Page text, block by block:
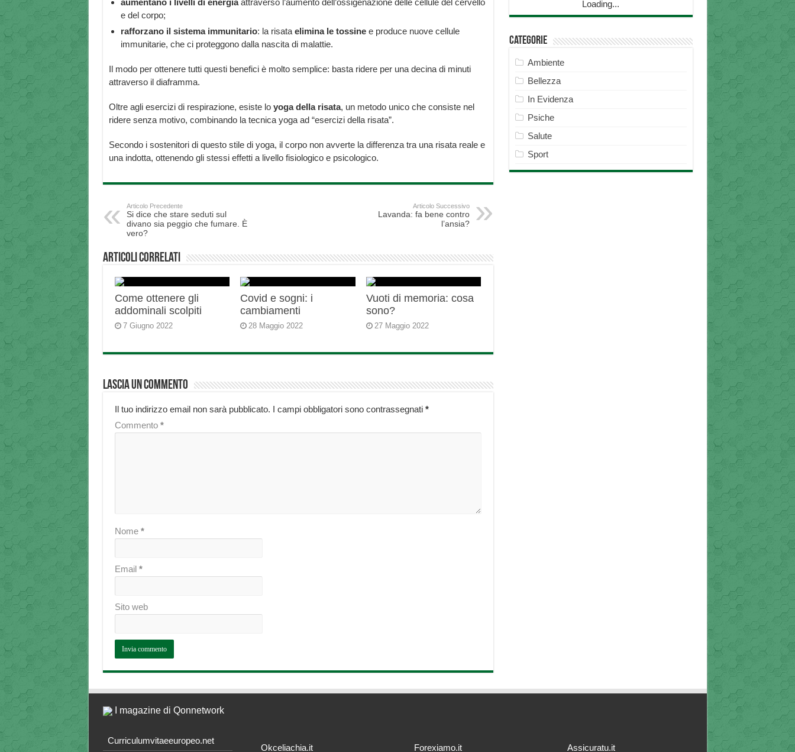
aumentano i livelli di energiaattraverso l’aumento dell’ossigenazione delle cellule del cervello
e del corpo;
rafforzano il sistema immunitario: la risata elimina le tossinee produce nuove cellule
immunitarie, che ci proteggono dalla nascita di malattie.
Il modo per ottenere tutti questi benefici è molto semplice: basta ridere per una decina di minuti
attraverso il diaframma.
Oltre agli esercizi di respirazione, esiste lo yoga della risata, un metodo unico che consiste nel
ridere senza motivo, combinando la tecnica yoga ad “esercizi della risata”.
Secondo i sostenitori di questo stile di yoga, il corpo non avverte la differenza tra una risata reale e
una indotta, ottenendo gli stessi effetti a livello fisiologico e psicologico.
Articolo Precedente
Si dice che stare seduti sul
divano sia peggio che fumare. È
vero?
Articolo Successivo
Lavanda: fa bene contro
l’ansia?
Articoli correlati
Come ottenere gli
addominali scolpiti
7 Giugno 2022
Covid e sogni: i
cambiamenti
28 Maggio 2022
Vuoti di memoria: cosa
sono?
27 Maggio 2022
Lascia un commento
Il tuo indirizzo email non sarà pubblicato. I campi obbligatori sono contrassegnati *
Commento *
Nome *
Email *
Sito web
Loading...
Categorie
Ambiente
Bellezza
In Evidenza
Psiche
Salute
Sport
I magazine di Qonnetwork
Curriculumvitaeeuropeo.net
Okceliachia.it Forexiamo.it Assicuratu.it